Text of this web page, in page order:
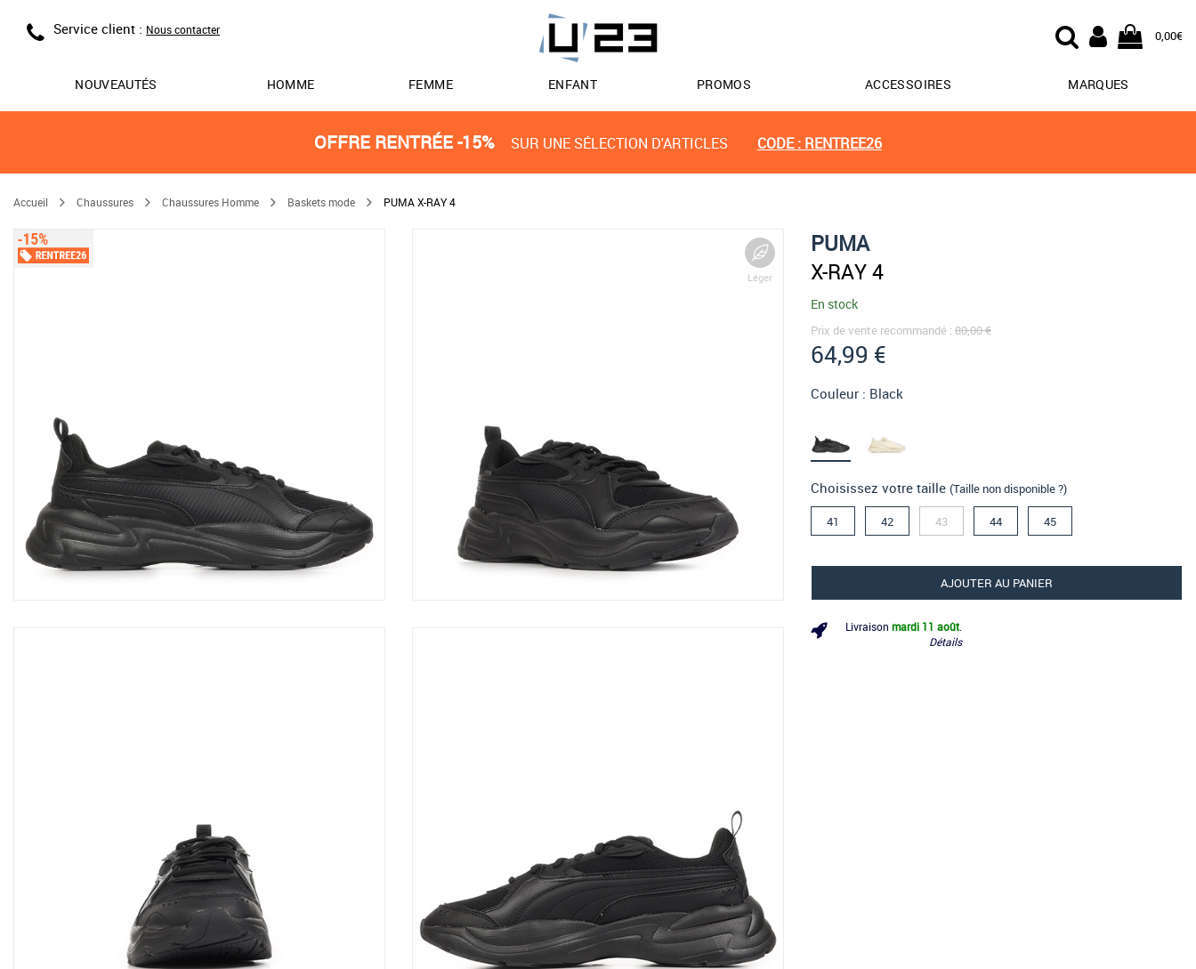
Service client : Nous contacter 0,00€
NOUVEAUTÉS HOMME FEMME ENFANT PROMOS ACCESSOIRES MARQUES
OFFRE RENTRÉE -15% SUR UNE SÉLECTION D'ARTICLES CODE : RENTREE26
Accueil Chaussures Chaussures Homme Baskets mode PUMA X-RAY 4
Léger
PUMA
X-RAY 4
En stock
Prix de vente recommandé : 80,00 €
64,99 €
Couleur : Black
Choisissez votre taille (Taille non disponible ?)
41 42 43 44 45
AJOUTER AU PANIER
Livraison mardi 11 août
Détails